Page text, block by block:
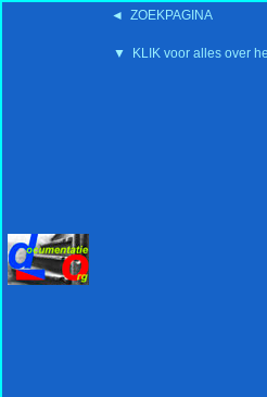
◄ ZOEKPAGINA
▼ KLIK voor alles over
'15:19 19-2-2008